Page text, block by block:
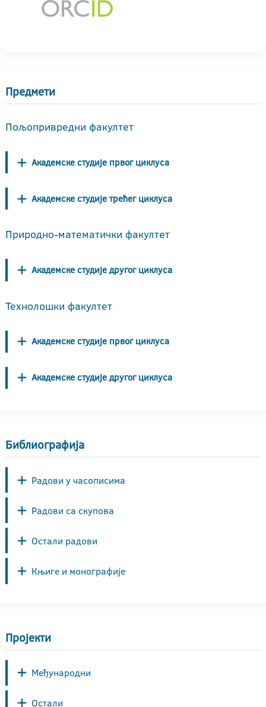
Предмети
Пољопривредни факултет
Академске студије првог циклуса
Академске студије трећег циклуса
Природно-математички факултет
Академске студије другог циклуса
Технолошки факултет
Академске студије првог циклуса
Академске студије другог циклуса
Библиографија
Радови у часописима
Радови са скупова
Остали радови
Књиге и монографије
Пројекти
Међународни
Остали